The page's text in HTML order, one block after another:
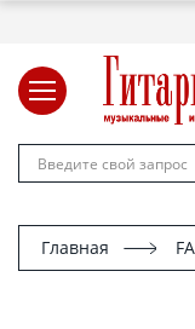
Главная